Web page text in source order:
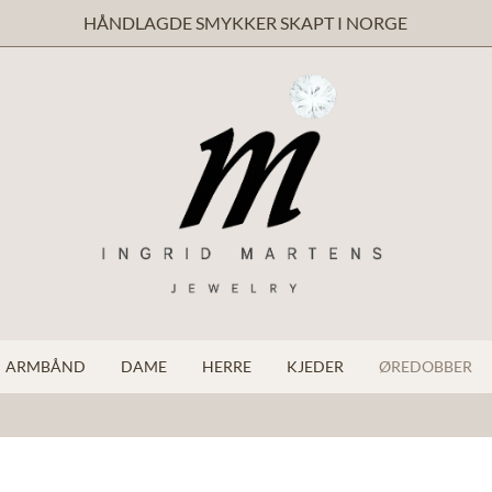
HÅNDLAGDE SMYKKER SKAPT I NORGE
ARMBÅND DAME HERRE KJEDER ØREDOBBER